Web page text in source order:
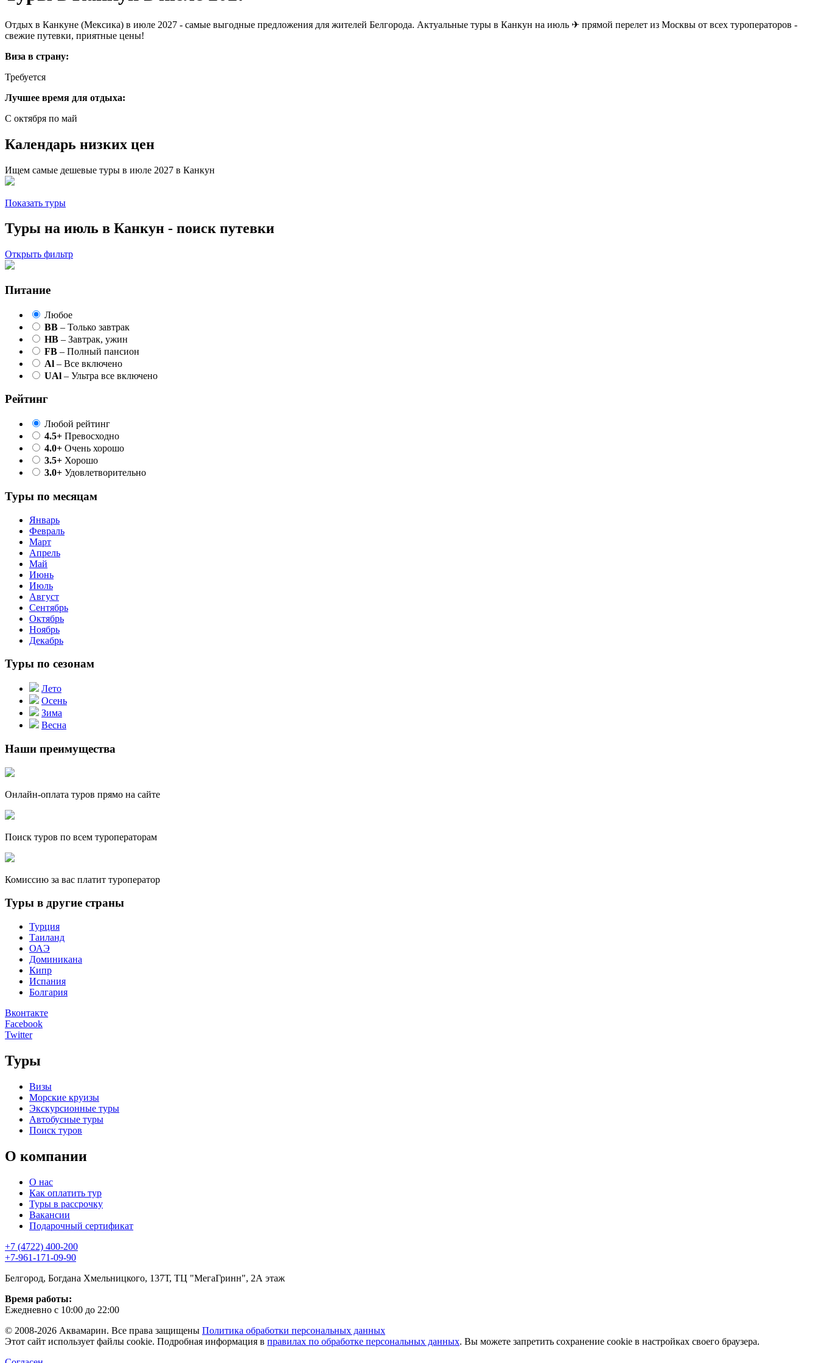
Отдых в Канкуне (Мексика) в июле 2027 - самые выгодные предложения для жителей Белгорода. Актуальные туры в Канкун на июль ✈ прямой перелет из Москвы от всех туроператоров -
свежие путевки, приятные цены!
Виза в страну:
Требуется
Лучшее время для отдыха:
С октября по май
Календарь низких цен
Ищем самые дешевые туры в июле 2027 в Канкун
Показать туры
Туры на июль в Канкун - поиск путевки
Открыть фильтр
Питание
Любое
BB – Только завтрак
HB – Завтрак, ужин
FB – Полный пансион
Al – Все включено
UAl – Ультра все включено
Рейтинг
Любой рейтинг
4.5+ Превосходно
4.0+ Очень хорошо
3.5+ Хорошо
3.0+ Удовлетворительно
Туры по месяцам
Январь
Февраль
Март
Апрель
Май
Июнь
Июль
Август
Сентябрь
Октябрь
Ноябрь
Декабрь
Туры по сезонам
Лето
Осень
Зима
Весна
Наши преимущества
Онлайн-оплата туров прямо на сайте
Поиск туров по всем туроператорам
Комиссию за вас платит туроператор
Туры в другие страны
Турция
Таиланд
ОАЭ
Доминикана
Кипр
Испания
Болгария
Вконтакте
Facebook
Twitter
Туры
Визы
Морские круизы
Экскурсионные туры
Автобусные туры
Поиск туров
О компании
О нас
Как оплатить тур
Туры в рассрочку
Вакансии
Подарочный сертификат
+7 (4722) 400-200
+7-961-171-09-90
Белгород, Богдана Хмельницкого, 137Т, ТЦ "МегаГринн", 2А этаж
Время работы:
Ежедневно с 10:00 до 22:00
© 2008-2026 Аквамарин. Все права защищены Политика обработки персональных данных
Этот сайт использует файлы cookie. Подробная информация в правилах по обработке персональных данных. Вы можете запретить сохранение cookie в настройках своего браузера.